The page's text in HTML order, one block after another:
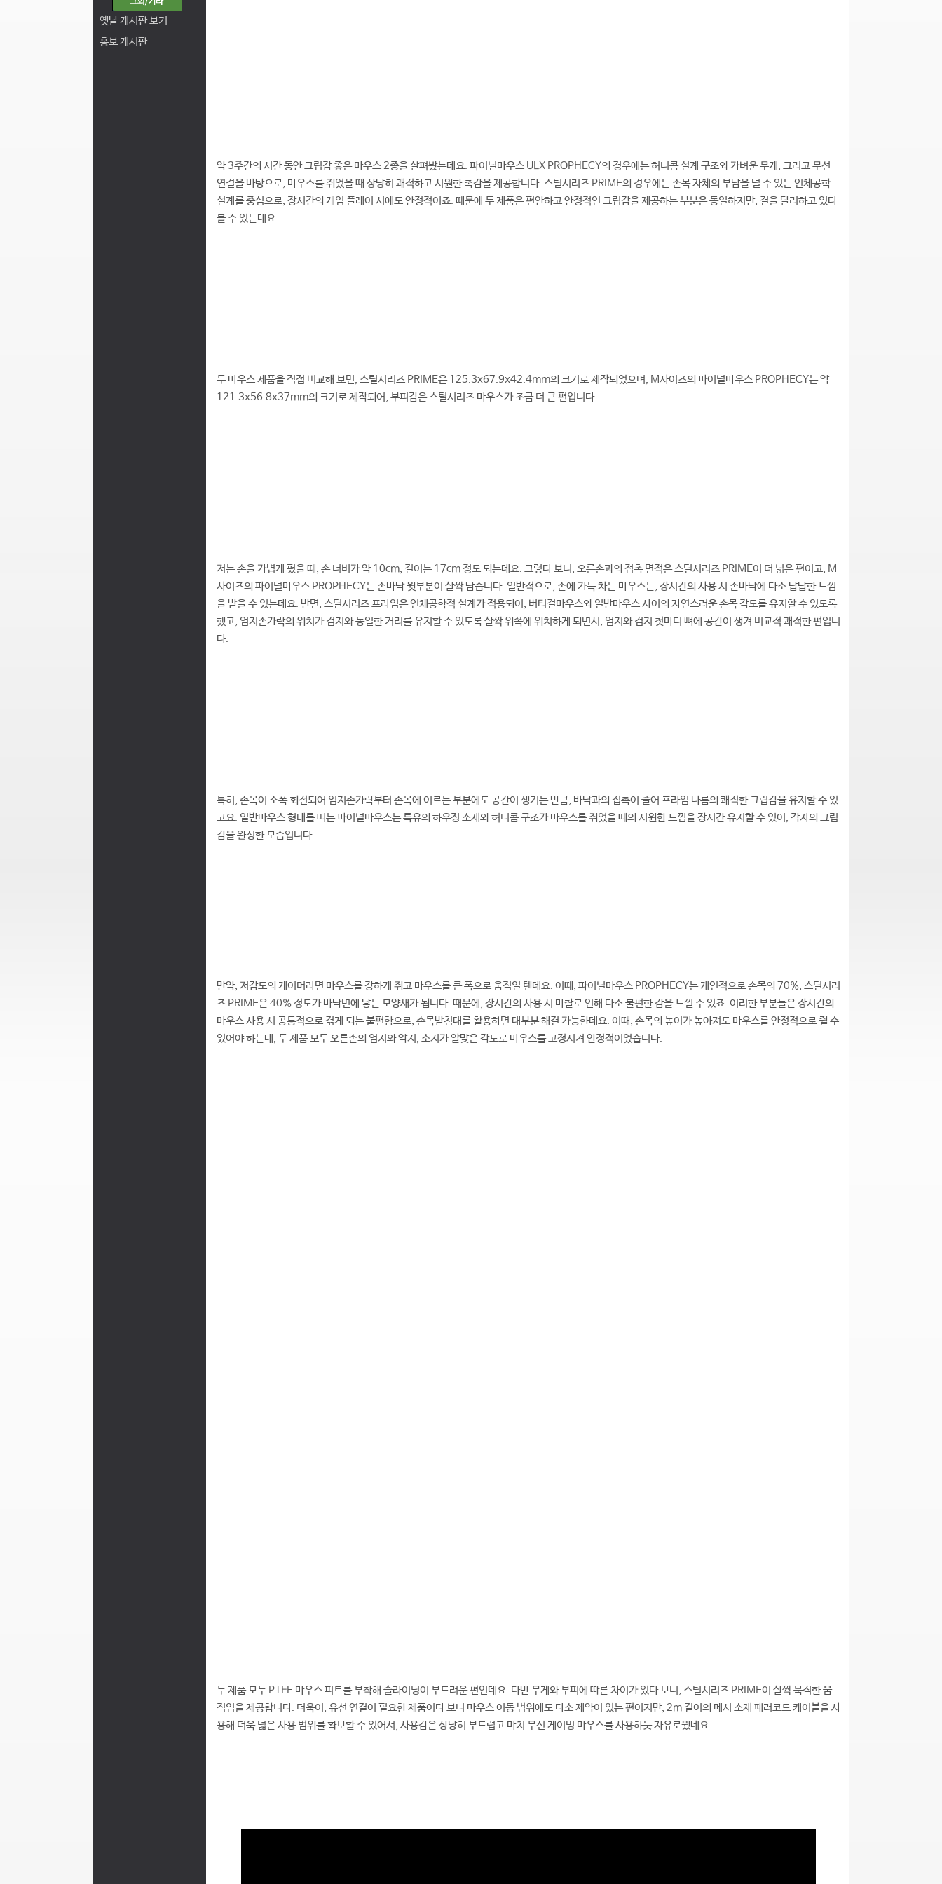
옛날 게시판 보기
홍보 게시판
약 3주간의 시간 동안 그립감 좋은 마우스 2종을 살펴봤는데요. 파이널마우스 ULX PROPHECY의 경우에는 허니콤 설계 구조와 가벼운 무게, 그리고 무선
연결을 바탕으로, 마우스를 쥐었을 때 상당히 쾌적하고 시원한 촉감을 제공합니다. 스틸시리즈 PRIME의 경우에는 손목 자체의 부담을 덜 수 있는 인체공학
설계를 중심으로, 장시간의 게임 플레이 시에도 안정적이죠. 때문에 두 제품은 편안하고 안정적인 그립감을 제공하는 부분은 동일하지만, 결을 달리하고 있다
볼 수 있는데요.
두 마우스 제품을 직접 비교해 보면, 스틸시리즈 PRIME은 125.3x67.9x42.4mm의 크기로 제작되었으며, M사이즈의 파이널마우스 PROPHECY는 약
121.3x56.8x37mm의 크기로 제작되어, 부피감은 스틸시리즈 마우스가 조금 더 큰 편입니다.
저는 손을 가볍게 폈을 때, 손 너비가 약 10cm, 길이는 17cm 정도 되는데요. 그렇다 보니, 오른손과의 접촉 면적은 스틸시리즈 PRIME이 더 넓은 편이고, M
사이즈의 파이널마우스 PROPHECY는 손바닥 윗부분이 살짝 남습니다. 일반적으로, 손에 가득 차는 마우스는, 장시간의 사용 시 손바닥에 다소 답답한 느낌
을 받을 수 있는데요. 반면, 스틸시리즈 프라임은 인체공학적 설계가 적용되어, 버티컬마우스와 일반마우스 사이의 자연스러운 손목 각도를 유지할 수 있도록
했고, 엄지손가락의 위치가 검지와 동일한 거리를 유지할 수 있도록 살짝 위쪽에 위치하게 되면서, 엄지와 검지 첫마디 뼈에 공간이 생겨 비교적 쾌적한 편입니
다.
특히, 손목이 소폭 회전되어 엄지손가락부터 손목에 이르는 부분에도 공간이 생기는 만큼, 바닥과의 접촉이 줄어 프라임 나름의 쾌적한 그립감을 유지할 수 있
고요. 일반마우스 형태를 띠는 파이널마우스는 특유의 하우징 소재와 허니콤 구조가 마우스를 쥐었을 때의 시원한 느낌을 장시간 유지할 수 있어, 각자의 그립
감을 완성한 모습입니다.
만약, 저감도의 게이머라면 마우스를 강하게 쥐고 마우스를 큰 폭으로 움직일 텐데요. 이때, 파이널마우스 PROPHECY는 개인적으로 손목의 70%, 스틸시리
즈 PRIME은 40% 정도가 바닥면에 닿는 모양새가 됩니다. 때문에, 장시간의 사용 시 마찰로 인해 다소 불편한 감을 느낄 수 있죠. 이러한 부분들은 장시간의
마우스 사용 시 공통적으로 겪게 되는 불편함으로, 손목받침대를 활용하면 대부분 해결 가능한데요. 이때, 손목의 높이가 높아져도 마우스를 안정적으로 쥘 수
있어야 하는데, 두 제품 모두 오른손의 엄지와 약지, 소지가 알맞은 각도로 마우스를 고정시켜 안정적이었습니다.
두 제품 모두 PTFE 마우스 피트를 부착해 슬라이딩이 부드러운 편인데요. 다만 무게와 부피에 따른 차이가 있다 보니, 스틸시리즈 PRIME이 살짝 묵직한 움
직임을 제공합니다. 더욱이, 유선 연결이 필요한 제품이다 보니 마우스 이동 범위에도 다소 제약이 있는 편이지만, 2m 길이의 메시 소재 패러코드 케이블을 사
용해 더욱 넓은 사용 범위를 확보할 수 있어서, 사용감은 상당히 부드럽고 마치 무선 게이밍 마우스를 사용하듯 자유로웠네요.